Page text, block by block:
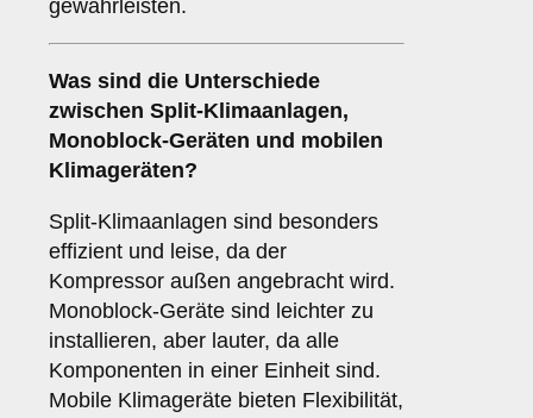
gewährleisten.
Was sind die Unterschiede
zwischen Split-Klimaanlagen,
Monoblock-Geräten und mobilen
Klimageräten?
Split-Klimaanlagen sind besonders
effizient und leise, da der
Kompressor außen angebracht wird.
Monoblock-Geräte sind leichter zu
installieren, aber lauter, da alle
Komponenten in einer Einheit sind.
Mobile Klimageräte bieten Flexibilität,